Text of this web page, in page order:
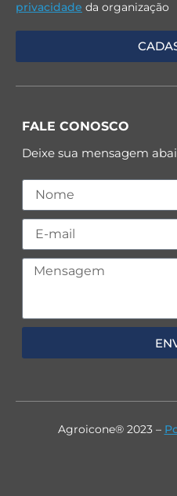
privacidade da organização
FALE CONOSCO
Deixe sua mensagem
Agroicone® 2023 –